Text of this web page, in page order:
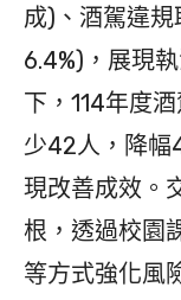
成)、酒駕違
6.4%)，展現
下，114年度
少42人，降幅
現改善成效。
根，透過校園
等方式強化風